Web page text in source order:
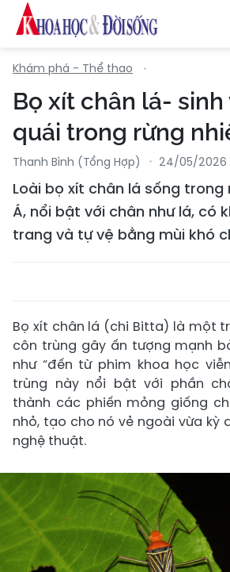
Khám phá - Thể thao
Bọ xít chân lá- sinh
quái trong rừng
Thanh Bình (tổng Hợp) 24/05/2026
Loài bọ xít chân lá sống trong
Á, nổi bật với chân như lá, có
trang và tự vệ bằng mùi khó
Bọ xít chân lá (chi Bitta) là một
côn trùng gây ấn tượng mạnh
như “đến từ phim khoa học
trùng này nổi bật với phần
thành các phiến mỏng giống
nhỏ, tạo cho nó vẻ ngoài vừa kỳ
nghệ thuật.